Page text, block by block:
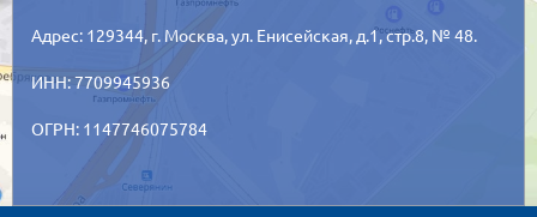
Адрес: 129344, г. Москва,ул. Енисейская, д.1, стр.8, № 48.
ИНН: 7709945936
ОГРН: 1147746075784